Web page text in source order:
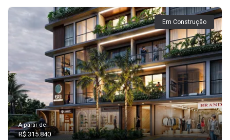
Em Construção
A partir de:
R$ 315.840